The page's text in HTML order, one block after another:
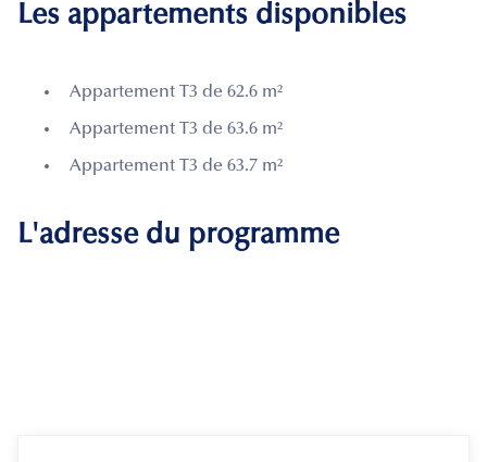
Les appartements disponibles
Appartement T3 de 62.6 m²
Appartement T3 de 63.6 m²
Appartement T3 de 63.7 m²
L'adresse du programme